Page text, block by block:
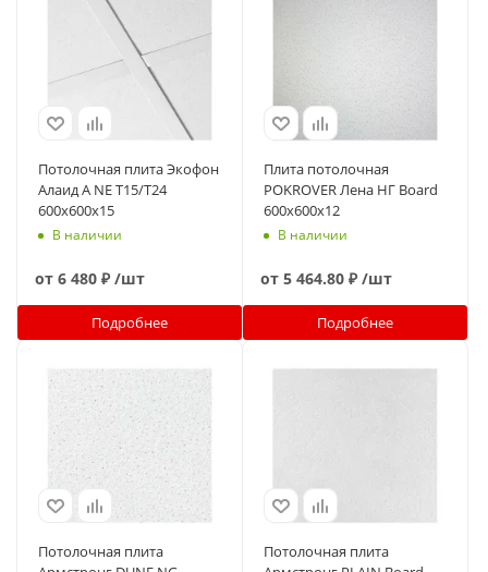
Потолочная плита Экофон
Алаид А NE T15/T24
600x600x15
В наличии
от 6 480 ₽ /шт
Подробнее
Плита потолочная
POKROVER Лена НГ Board
600х600х12
В наличии
от 5 464.80 ₽ /шт
Подробнее
Потолочная плита
Потолочная плита